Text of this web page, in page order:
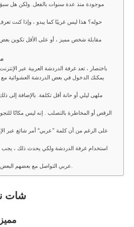
موجودة منذ عدة سنوات بالفعل. ولكن هل
حوله؟ هذا ليس غريبًا كما يبدو ، وإذا كنت
مقابلة شخص مميز ، أو على الأقل تكوين
باختصار ، تعد غرفة الدردشة العربية عبر
يمكنك الدخول في بعض الدردشة العشوائية مع
ملهى ليلي أو حانة أقل تكلفة. بالإضافة إلى
الرقص أو المخاطرة بالتصلب . إنه ليس مكانًا
على الرغم من أن كلمة “عربي” أمر شائع عبر
استخدام غرفة الدردشة ولكي يحدث ذلك ،
عربي التواصل مع بعضهم البعض من خلال الرسائل النصية.
شات